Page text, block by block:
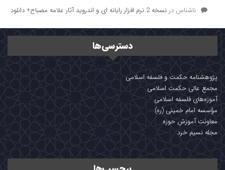
بخش
بخش
بخش
بخش
ناشناس در نسخه 2 نرم افزار رایانه ای و اندروید آثار علامه مصباح+ دانلود
دسترسی‌ها
پژوهشنامه حکمت و فلسفه اسلامی
مجمع عالی حکمت اسلامی
آموزه‌های فلسفه اسلامی
مؤسسه امام خمینی (ره)
معاونت آموزش حوزه
مجله نسیم خرد